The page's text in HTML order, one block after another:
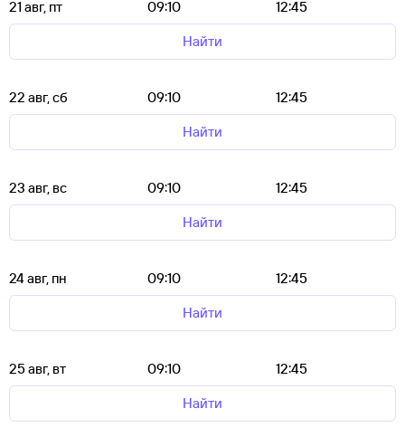
21 авг, пт 09:10
12:45
Найти
22 авг, сб 09:10
12:45
Найти
23 авг, вс 09:10
12:45
Найти
24 авг, пн 09:10
12:45
Найти
25 авг, вт 09:10
12:45
Найти